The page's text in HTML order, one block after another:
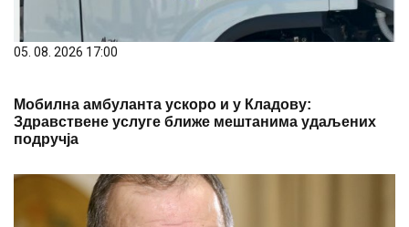
05. 08. 2026 17:00
Мобилна амбуланта ускоро и у Кладову:
Здравствене услуге ближе мештанима удаљених
подручја